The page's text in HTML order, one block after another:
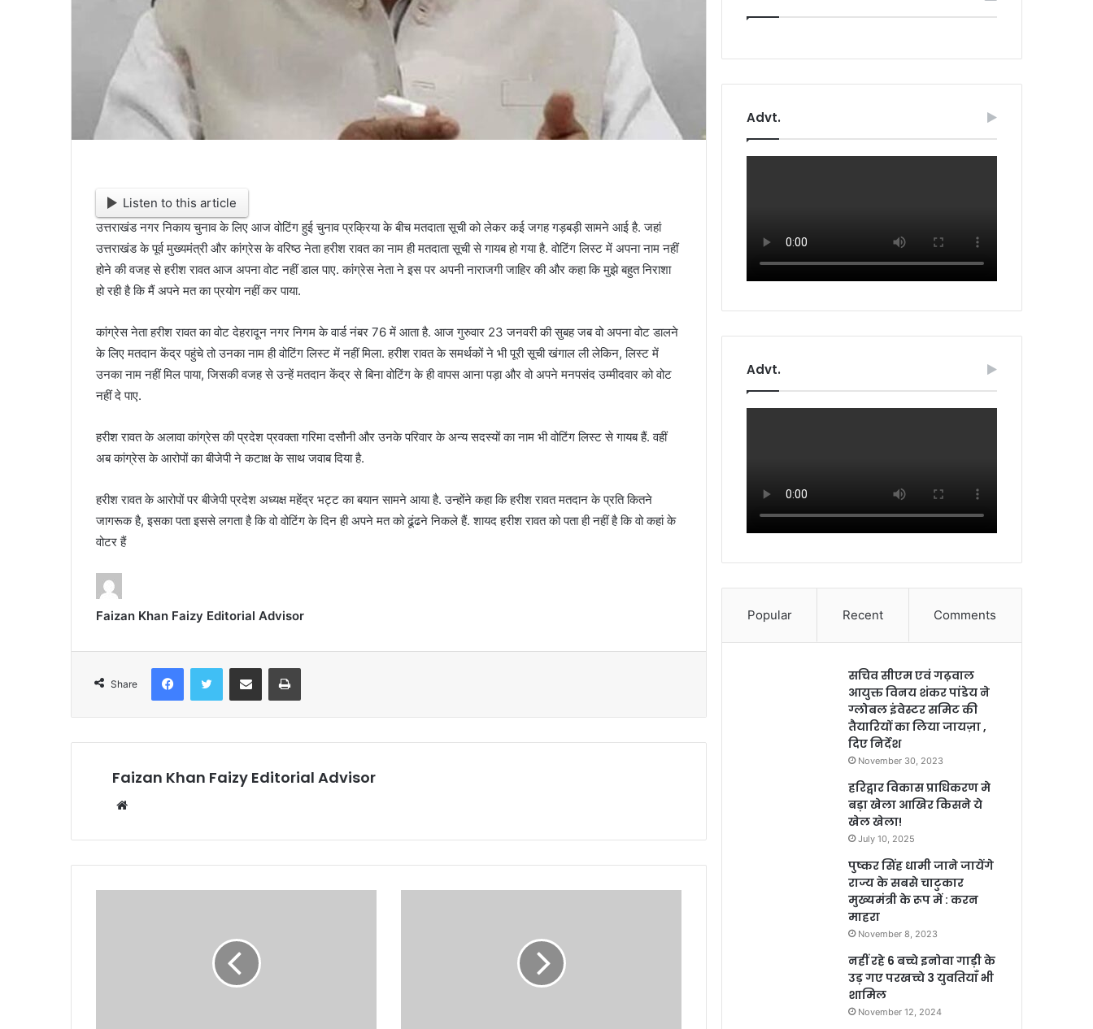
Listen to this article
उत्तराखंड नगर निकाय चुनाव के लिए आज वोटिंग हुई चुनाव प्रक्रिया के बीच मतदाता सूची को लेकर कई जगह गड़बड़ी सामने आई है. जहां
उत्तराखंड के पूर्व मुख्यमंत्री और कांग्रेस के वरिष्ठ नेता हरीश रावत का नाम ही मतदाता सूची से गायब हो गया है. वोटिंग लिस्ट में अपना नाम नहीं
होने की वजह से हरीश रावत आज अपना वोट नहीं डाल पाए. कांग्रेस नेता ने इस पर अपनी नाराजगी जाहिर की और कहा कि मुझे बहुत निराशा
हो रही है कि मैं अपने मत का प्रयोग नहीं कर पाया.
कांग्रेस नेता हरीश रावत का वोट देहरादून नगर निगम के वार्ड नंबर 76 में आता है. आज गुरुवार 23 जनवरी की सुबह जब वो अपना वोट डालने
के लिए मतदान केंद्र पहुंचे तो उनका नाम ही वोटिंग लिस्ट में नहीं मिला. हरीश रावत के समर्थकों ने भी पूरी सूची खंगाल ली लेकिन, लिस्ट में
उनका नाम नहीं मिल पाया, जिसकी वजह से उन्हें मतदान केंद्र से बिना वोटिंग के ही वापस आना पड़ा और वो अपने मनपसंद उम्मीदवार को वोट
नहीं दे पाए.
हरीश रावत के अलावा कांग्रेस की प्रदेश प्रवक्ता गरिमा दसौनी और उनके परिवार के अन्य सदस्यों का नाम भी वोटिंग लिस्ट से गायब हैं. वहीं
अब कांग्रेस के आरोपों का बीजेपी ने कटाक्ष के साथ जवाब दिया है.
हरीश रावत के आरोपों पर बीजेपी प्रदेश अध्यक्ष महेंद्र भट्ट का बयान सामने आया है. उन्होंने कहा कि हरीश रावत मतदान के प्रति कितने
जागरूक है, इसका पता इससे लगता है कि वो वोटिंग के दिन ही अपने मत को ढूंढने निकले हैं. शायद हरीश रावत को पता ही नहीं है कि वो कहां के
वोटर हैं
Faizan Khan Faizy Editorial Advisor
Share
Faizan Khan Faizy Editorial Advisor
b
s
Advt.
Advt.
Popular Recent Comments
सचिव सीएम एवं गढ़वाल
आयुक्त विनय शंकर पांडेय ने
ग्लोबल इंवेस्टर समिट की
तैयारियों का लिया जायज़ा ,
दिए निर्देश
November 30, 2023
हरिद्वार विकास प्राधिकरण मे
बड़ा खेला आखिर किसने ये
खेल खेला!
July 10, 2025
पुष्कर सिंह धामी जाने जायेंगे
राज्य के सबसे चाटुकार
मुख्यमंत्री के रूप में : करन
माहरा
November 8, 2023
नहीं रहे 6 बच्चे इनोवा गाड़ी के
उड़ गए परखच्चे 3 युवतियाँ भी
शामिल
November 12, 2024